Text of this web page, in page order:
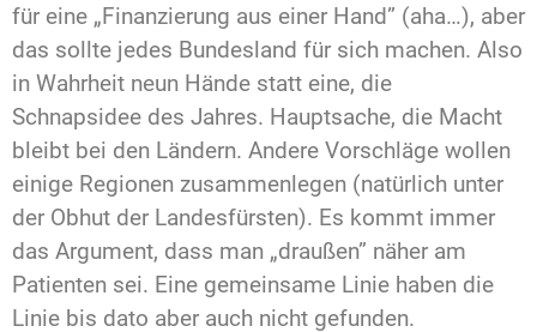
für eine „Finanzierung aus einer Hand” (aha…), aber
das sollte jedes Bundesland für sich machen. Also
in Wahrheit neun Hände statt eine, die
Schnapsidee des Jahres. Hauptsache, die Macht
bleibt bei den Ländern. Andere Vorschläge wollen
einige Regionen zusammenlegen (natürlich unter
der Obhut der Landesfürsten). Es kommt immer
das Argument, dass man „draußen” näher am
Patienten sei. Eine gemeinsame Linie haben die
Linie bis dato aber auch nicht gefunden.